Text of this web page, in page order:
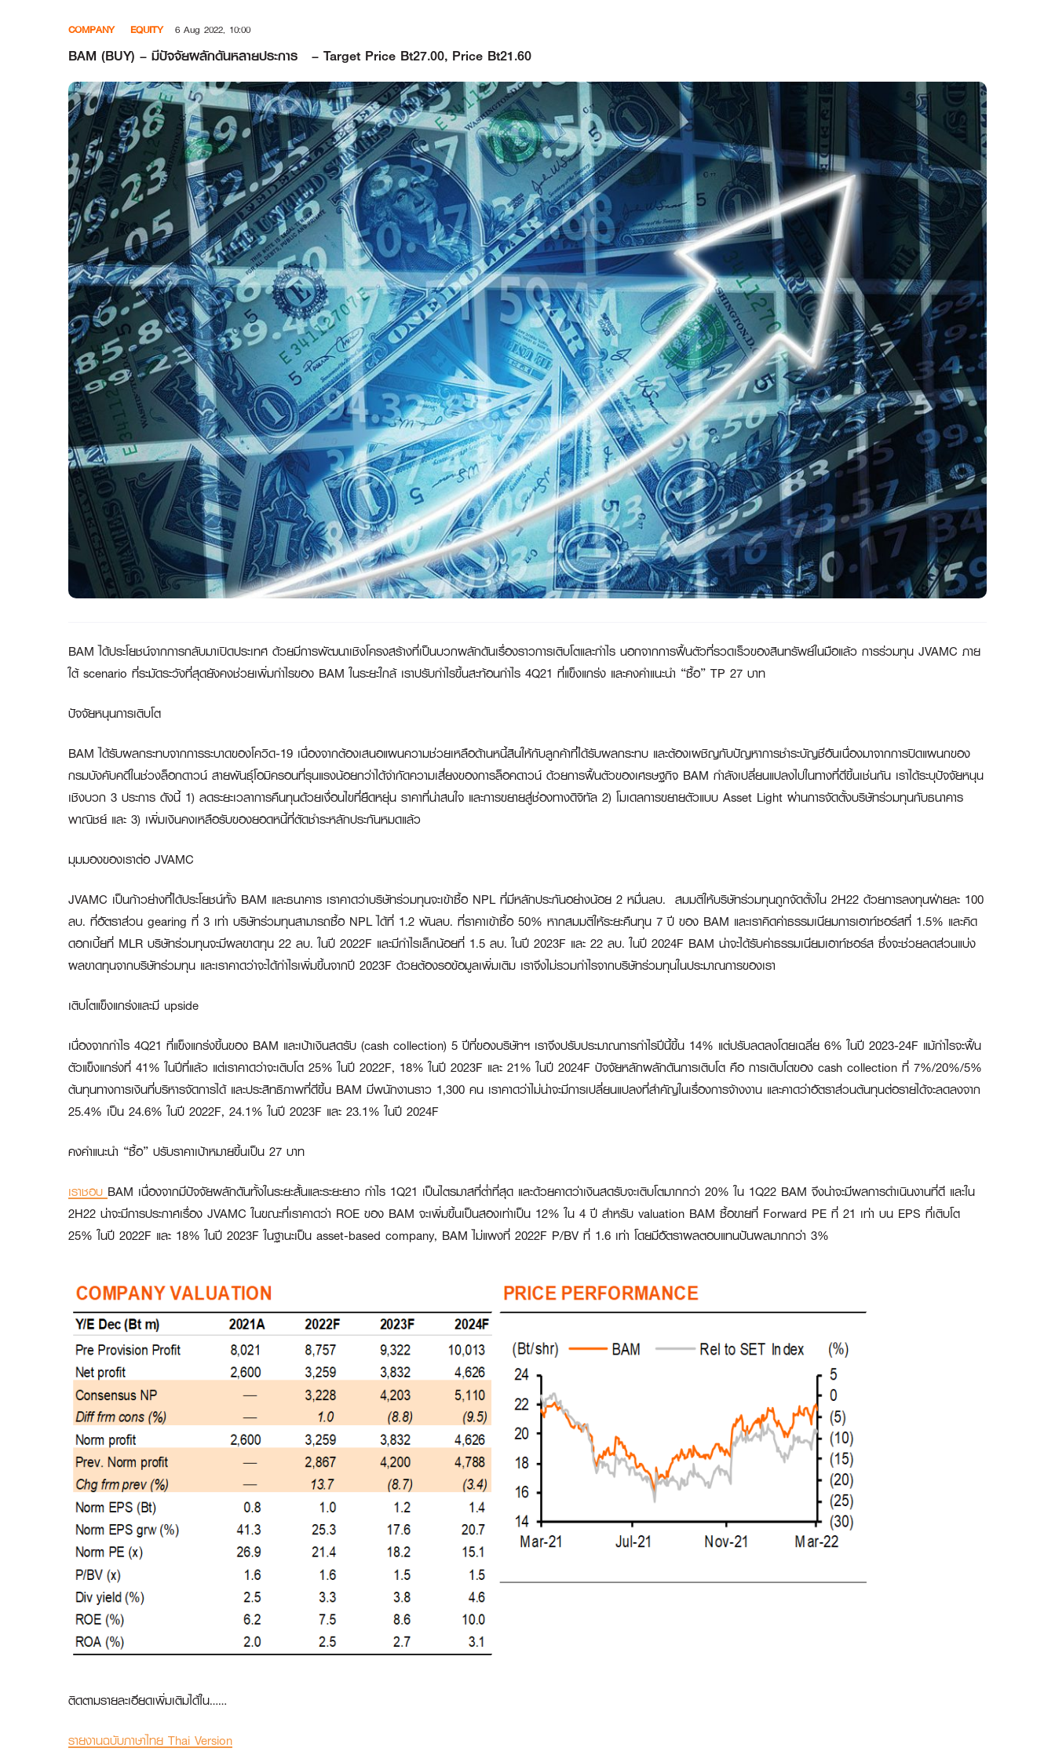
COMPANY EQUITY 6 Aug 2022, 10:00
BAM (BUY) – มีปัจจัยผลักดันหลายประการ – Target Price Bt27.00, Price Bt21.60
BAM ได้ประโยชน์จากการกลับมาเปิดประเทศ ด้วยมีการพัฒนาเชิงโครงสร้างที่เป็นบวกผลักดันเรื่องราวการเติบโตและกำไร นอกจากการฟื้นตัวที่รวดเร็วของสินทรัพย์ในมือแล้ว การร่วมทุน JVAMC ภาย
ใต้ scenario ที่ระมัดระวังที่สุดยังคงช่วยเพิ่มกำไรของ BAM ในระยะใกล้ เราปรับกำไรขึ้นสะท้อนกำไร 4Q21 ที่แข็งแกร่ง และคงคำแนะนำ “ซื้อ” TP 27 บาท
ปัจจัยหนุนการเติบโต
BAM ได้รับผลกระทบจากการระบาดของโควิด-19 เนื่องจากต้องเสนอแผนความช่วยเหลือด้านหนี้สินให้กับลูกค้าที่ได้รับผลกระทบ และต้องเผชิญกับปัญหาการชำระบัญชีอันเนื่องมาจากการปิดแผนกของ
กรมบังคับคดีในช่วงล็อกดาวน์ สายพันธุ์โอมิครอนที่รุนแรงน้อยกว่าได้จำกัดความเสี่ยงของการล็อคดาวน์ ด้วยการฟื้นตัวของเศรษฐกิจ BAM กำลังเปลี่ยนแปลงไปในทางที่ดีขึ้นเช่นกัน เราได้ระบุปัจจัยหนุน
เชิงบวก 3 ประการ ดังนี้ 1) ลดระยะเวลาการคืนทุนด้วยเงื่อนไขที่ยืดหยุ่น ราคาที่น่าสนใจ และการขยายสู่ช่องทางดิจิทัล 2) โมเดลการขยายตัวแบบ Asset Light ผ่านการจัดตั้งบริษัทร่วมทุนกับธนาคาร
พาณิชย์ และ 3) เพิ่มเงินคงเหลือรับของยอดหนี้ที่ตัดชำระหลักประกันหมดแล้ว
มุมมองของเราต่อ JVAMC
JVAMC เป็นก้าวย่างที่ได้ประโยชน์ทั้ง BAM และธนาคาร เราคาดว่าบริษัทร่วมทุนจะเข้าซื้อ NPL ที่มีหลักประกันอย่างน้อย 2 หมื่นลบ. สมมติให้บริษัทร่วมทุนถูกจัดตั้งใน 2H22 ด้วยการลงทุนฝ่ายละ 100
ลบ. ที่อัตราส่วน gearing ที่ 3 เท่า บริษัทร่วมทุนสามารถซื้อ NPL ได้ที่ 1.2 พันลบ. ที่ราคาเข้าซื้อ 50% หากสมมติให้ระยะคืนทุน 7 ปี ของ BAM และเราคิดค่าธรรมเนียมการเอาท์ซอร์สที่ 1.5% และคิด
ดอกเบี้ยที่ MLR บริษัทร่วมทุนจะมีผลขาดทุน 22 ลบ. ในปี 2022F และมีกำไรเล็กน้อยที่ 1.5 ลบ. ในปี 2023F และ 22 ลบ. ในปี 2024F BAM น่าจะได้รับค่าธรรมเนียมเอาท์ซอร์ส ซึ่งจะช่วยลดส่วนแบ่ง
ผลขาดทุนจากบริษัทร่วมทุน และเราคาดว่าจะได้กำไรเพิ่มขึ้นจากปี 2023F ด้วยต้องรอข้อมูลเพิ่มเติม เราจึงไม่รวมกำไรจากบริษัทร่วมทุนในประมาณการของเรา
เติบโตแข็งแกร่งและมี upside
เนื่องจากกำไร 4Q21 ที่แข็งแกร่งขึ้นของ BAM และเป้าเงินสดรับ (cash collection) 5 ปีที่ของบริษัทฯ เราจึงปรับประมาณการกำไรปีนี้ขึ้น 14% แต่ปรับลดลงโดยเฉลี่ย 6% ในปี 2023-24F แม้กำไรจะฟื้น
ตัวแข็งแกร่งที่ 41% ในปีที่แล้ว แต่เราคาดว่าจะเติบโต 25% ในปี 2022F, 18% ในปี 2023F และ 21% ในปี 2024F ปัจจัยหลักผลักดันการเติบโต คือ การเติบโตของ cash collection ที่ 7%/20%/5%
ต้นทุนทางการเงินที่บริหารจัดการได้ และประสิทธิภาพที่ดีขึ้น BAM มีพนักงานราว 1,300 คน เราคาดว่าไม่น่าจะมีการเปลี่ยนแปลงที่สำคัญในเรื่องการจ้างงาน และคาดว่าอัตราส่วนต้นทุนต่อรายได้จะลดลงจาก
25.4% เป็น 24.6% ในปี 2022F, 24.1% ในปี 2023F และ 23.1% ในปี 2024F
คงคำแนะนำ “ซื้อ” ปรับราคาเป้าหมายขึ้นเป็น 27 บาท
เราชอบ BAM เนื่องจากมีปัจจัยผลักดันทั้งในระยะสั้นและระยะยาว กำไร 1Q21 เป็นไตรมาสที่ต่ำที่สุด และด้วยคาดว่าเงินสดรับจะเติบโตมากกว่า 20% ใน 1Q22 BAM จึงน่าจะมีผลการดำเนินงานที่ดี และใน
2H22 น่าจะมีการประกาศเรื่อง JVAMC ในขณะที่เราคาดว่า ROE ของ BAM จะเพิ่มขึ้นเป็นสองเท่าเป็น 12% ใน 4 ปี สำหรับ valuation BAM ซื้อขายที่ Forward PE ที่ 21 เท่า บน EPS ที่เติบโต
25% ในปี 2022F และ 18% ในปี 2023F ในฐานะเป็น asset-based company, BAM ไม่แพงที่ 2022F P/BV ที่ 1.6 เท่า โดยมีอัตราผลตอบแทนปันผลมากกว่า 3%
ติดตามรายละเอียดเพิ่มเติมได้ใน……
รายงานฉบับภาษาไทย Thai Version